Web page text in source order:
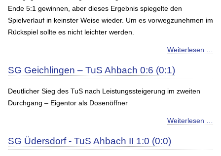
Ende 5:1 gewinnen, aber dieses Ergebnis spiegelte den
Spielverlauf in keinster Weise wieder. Um es vorwegzunehmen im
Rückspiel sollte es nicht leichter werden.
Weiterlesen …
SG Geichlingen – TuS Ahbach 0:6 (0:1)
Deutlicher Sieg des TuS nach Leistungssteigerung im zweiten
Durchgang – Eigentor als Dosenöffner
Weiterlesen …
SG Üdersdorf - TuS Ahbach II 1:0 (0:0)